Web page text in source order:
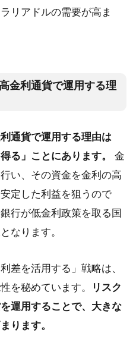
リアドルの需要が高ま
金利通貨で運用する理
通貨で運用する理由は
る」ことにあります。
金
い、その資金を金利の高
定した利益を狙うので
行が低金利政策を取る国
なります。
差を活用する」戦略は、
を秘めています。
リスク
運用することで、大きな
ります。